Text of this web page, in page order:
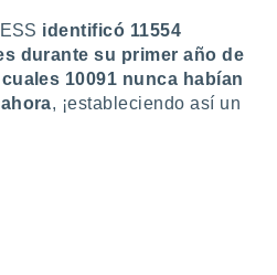
identificó 11554
durante su primer año de
10091 nunca habían
, ¡estableciendo así un